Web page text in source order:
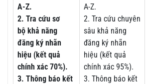
A-Z.
2. Tra cứu sơ
bộ khả năng
đăng ký nhãn
hiệu (kết quả
chính xác 70%).
3. Thông báo kết
A-Z.
2. Tra cứu chuyên
sâu khả năng
đăng ký nhãn
hiệu (kết quả
chính xác 95%).
3. Thông báo kết